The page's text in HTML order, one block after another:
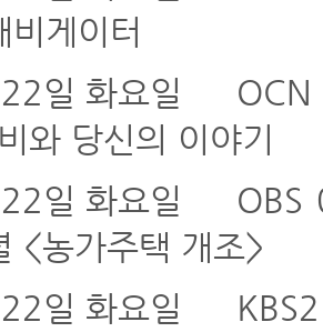
비게이터
일 화요일
비와 당신의 이야기
일 화요일
OBS
<농가주택 개조>
일 화요일
KBS2